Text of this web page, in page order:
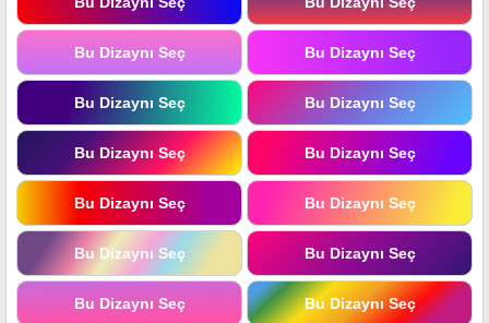
Bu Dizaynı Seç Bu Dizaynı Seç
Bu Dizaynı Seç Bu Dizaynı Seç
Bu Dizaynı Seç Bu Dizaynı Seç
Bu Dizaynı Seç Bu Dizaynı Seç
Bu Dizaynı Seç Bu Dizaynı Seç
Bu Dizaynı Seç Bu Dizaynı Seç